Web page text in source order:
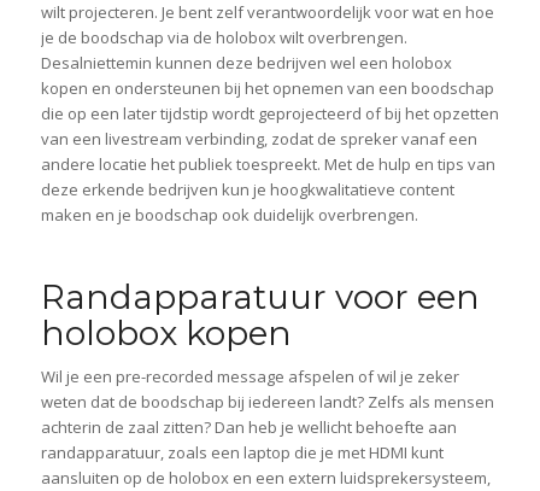
wilt projecteren. Je bent zelf verantwoordelijk voor wat en hoe
je de boodschap via de holobox wilt overbrengen.
Desalniettemin kunnen deze bedrijven wel een holobox
kopen en ondersteunen bij het opnemen van een boodschap
die op een later tijdstip wordt geprojecteerd of bij het opzetten
van een livestream verbinding, zodat de spreker vanaf een
andere locatie het publiek toespreekt. Met de hulp en tips van
deze erkende bedrijven kun je hoogkwalitatieve content
maken en je boodschap ook duidelijk overbrengen.
Randapparatuur voor een
holobox kopen
Wil je een pre-recorded message afspelen of wil je zeker
weten dat de boodschap bij iedereen landt? Zelfs als mensen
achterin de zaal zitten? Dan heb je wellicht behoefte aan
randapparatuur, zoals een laptop die je met HDMI kunt
aansluiten op de holobox en een extern luidsprekersysteem,